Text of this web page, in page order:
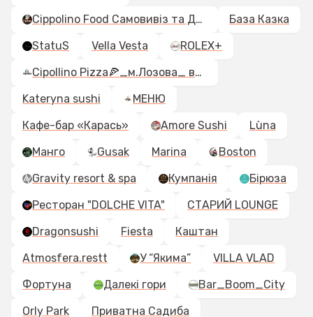
Cippolino Food Самовивіз та Доставка (м.Барвінкове )
База Казка
StatuS
Vella Vesta
ROLEX+
Cipollino Pizza🍕_м.Лозова_ вул.Соборна 14
Kateryna sushi
МЕНЮ
Кафе-бар «Карась»
Amore Sushi
Lùna
Манго
Gusak Marina
Boston
Gravity resort & spa
Кумпанія
Бірюза
Ресторан "DOLCHE VITA"
СТАРИЙ LOUNGE
Dragonsushi
Fiesta
Каштан
Atmosfera.restt
У “Якима”
VILLA VLAD
Фортуна
Далекі гори
Bar_Boom_City
Orly Park
Приватна Садиба